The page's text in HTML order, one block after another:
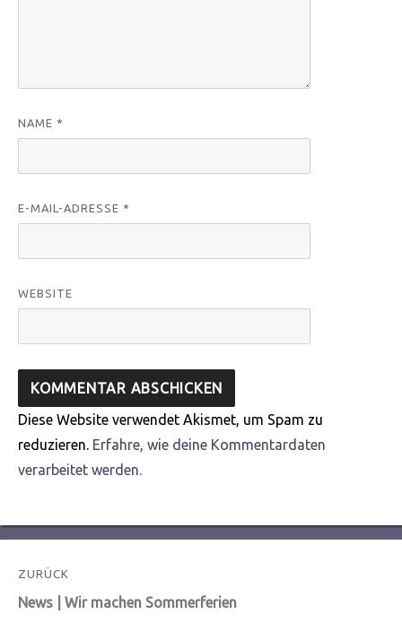
NAME *
E-MAIL-ADRESSE *
WEBSITE
Diese Website verwendet Akismet, um Spam zu
reduzieren. Erfahre, wie deine Kommentardaten
verarbeitet werden.
Beitragsnavigation
ZURÜCK
Vorheriger
News | Wir machen Sommerferien